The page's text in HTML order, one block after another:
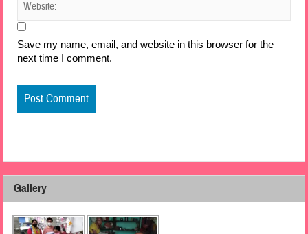
Save my name, email, and website in this browser for the
next time I comment.
Gallery